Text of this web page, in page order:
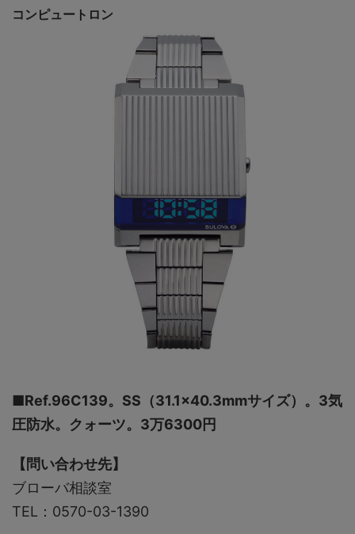
コンピュートロン
■Ref.96C139。SS（31.1×40.3mmサイズ）。3気
圧防水。クォーツ。3万6300円
【問い合わせ先】
ブローバ相談室
TEL：0570-03-1390